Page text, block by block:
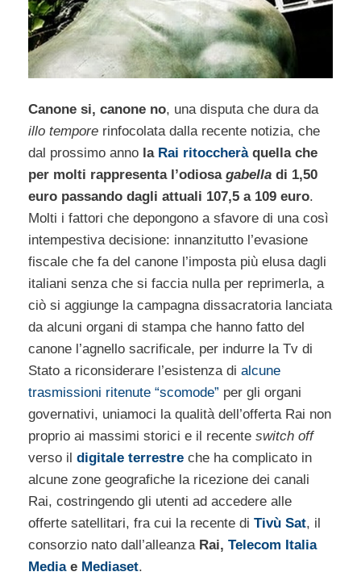
Canone si, canone no, una disputa che dura da
illo tempore rinfocolata dalla recente notizia, che
dal prossimo anno la Rai ritoccheràquella che
per molti rappresenta l’odiosa gabella di 1,50
euro passando dagli attuali 107,5 a 109 euro.
Molti i fattori che depongono a sfavore di una così
intempestiva decisione: innanzitutto l’evasione
fiscale che fa del canone l’imposta più elusa dagli
italiani senza che si faccia nulla per reprimerla, a
ciò si aggiunge la campagna dissacratoria lanciata
da alcuni organi di stampa che hanno fatto del
canone l’agnello sacrificale, per indurre la Tv di
Stato a riconsiderare l’esistenza di alcune
trasmissioni ritenute “scomode” per gli organi
governativi, uniamoci la qualità dell’offerta Rai non
proprio ai massimi storici e il recente switch off
verso il digitale terrestre che ha complicato in
alcune zone geografiche la ricezione dei canali
Rai, costringendo gli utenti ad accedere alle
offerte satellitari, fra cui la recente di Tivù Sat, il
consorzio nato dall’alleanza Rai, Telecom Italia
Mediae Mediaset.